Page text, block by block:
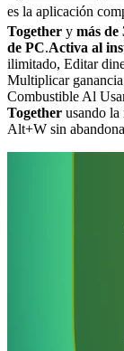
es la aplicación
Together y más de
de PC.Activa al
ilimitado, Editar
Multiplicar
Combustible Al
Together usando la
Alt+W sin